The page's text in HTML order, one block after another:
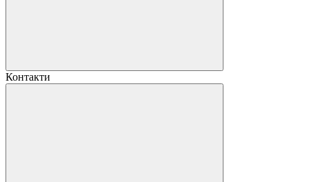
Контакти